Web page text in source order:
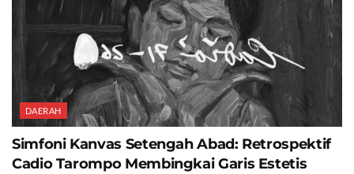
DAERAH
Simfoni Kanvas Setengah Abad: Retrospektif
Cadio Tarompo Membingkai Garis Estetis